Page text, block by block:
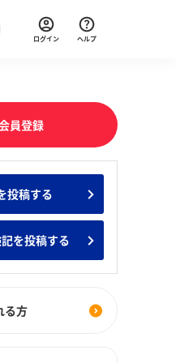
なのインターン人気企業ランキ
イベント一覧
ログイン ヘルプ
員登録
投稿する
を投稿する
る方